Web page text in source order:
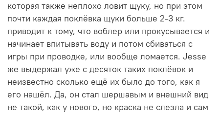
которая также неплохо ловит щуку, но при этом
почти каждая поклёвка щуки больше 2-3 кг.
приводит к тому, что воблер или прокусывается и
начинает впитывать воду и потом сбиваться с
игры при проводке, или вообще ломается. Jesse
же выдержал уже с десяток таких поклёвок и
неизвестно сколько ещё их было до того, как я
его нашёл. Да, он стал шершавым и внешний вид
не такой, как у нового, но краска не слезла и сам